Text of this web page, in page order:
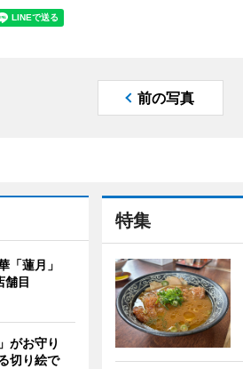
前の写真
特集
「蓮月」
舗目
がお守り
切り絵で